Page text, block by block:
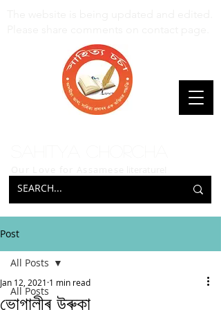
Post
All Posts
All Posts
ভোগালীৰ উৰুকা
Jan 12, 2021 1 min read